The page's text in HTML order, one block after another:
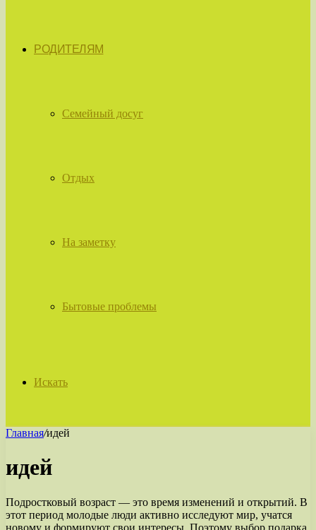
РОДИТЕЛЯМ
Семейный досуг
Отдых
На заметку
Бытовые проблемы
Искать
Главная/идей
идей
Подростковый возраст — это время изменений и открытий. В
этот период молодые люди активно исследуют мир, учатся
новому и формируют свои интересы. Поэтому выбор подарка